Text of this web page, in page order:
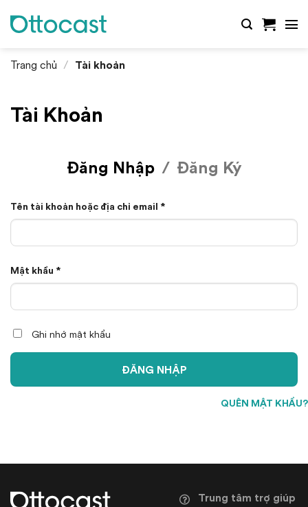
qua
dungTrang chủ / Tài khoản
Tài Khoản
Đăng Nhập Đăng Ký
Tên tài khoản hoặc địa chỉ email *
buộc
Mật khẩu *
buộc
Ghi nhớ mật khẩu
ĐĂNG NHẬP
QUÊN MẬT KHẨU?
Trung tâm trợ giúp